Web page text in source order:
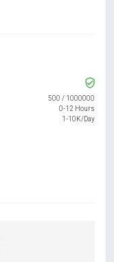
500 / 1000000
0-12 Hours
1-10K/Day